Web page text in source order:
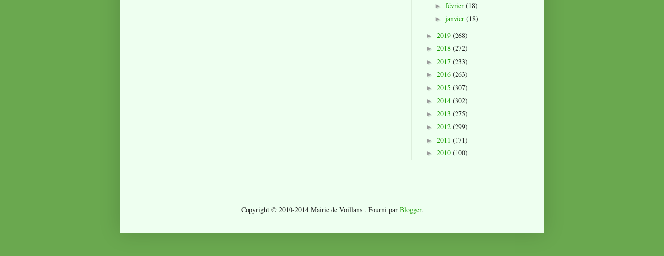
► février (18)
► janvier (18)
► 2019 (268)
► 2018 (272)
► 2017 (233)
► 2016 (263)
► 2015 (307)
► 2014 (302)
► 2013 (275)
► 2012 (299)
► 2011 (171)
► 2010 (100)
Copyright © 2010-2014 Mairie de Voillans . Fourni par Blogger.